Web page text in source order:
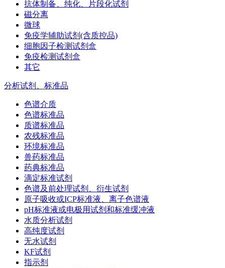
抗体制备、纯化、片段化试剂
磁分离
微球
免疫学辅助试剂(含质控品)
细胞因子检测试剂盒
免疫检测试剂盒
其它
分析试剂、标准品
色谱介质
色谱标准品
质谱标准品
农残标准品
环境标准品
兽药标准品
药典标准品
滴定标准试剂
色谱及前处理试剂、衍生试剂
原子吸收或ICP标准液、离子色谱液
pH标准液或电极用试剂和标准缓冲液
水质分析试剂
高纯度试剂
无水试剂
KF试剂
指示剂